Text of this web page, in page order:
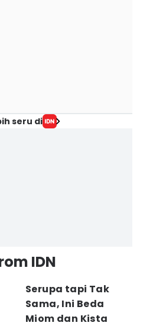
seru di
IDN
Serupa tapi Tak
Sama, Ini Beda
Miom dan Kista